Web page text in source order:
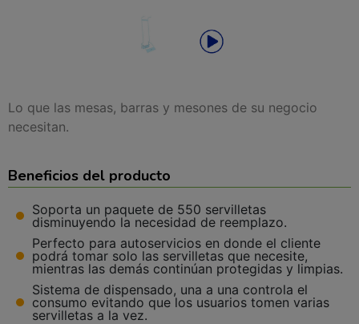
Lo que las mesas, barras y mesones de su negocio
necesitan.
Beneficios del producto
Soporta un paquete de 550 servilletas
disminuyendo la necesidad de reemplazo.
Perfecto para autoservicios en donde el cliente
podrá tomar solo las servilletas que necesite,
mientras las demás continúan protegidas y limpias.
Sistema de dispensado, una a una controla el
consumo evitando que los usuarios tomen varias
servilletas a la vez.